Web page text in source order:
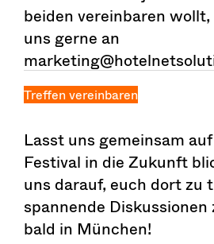
beiden vereinbaren
uns gerne an
Treffen vereinbaren
Lasst uns gemeinsam
Festival in die Zukunft
uns darauf, euch dort zu
spannende
bald in München!